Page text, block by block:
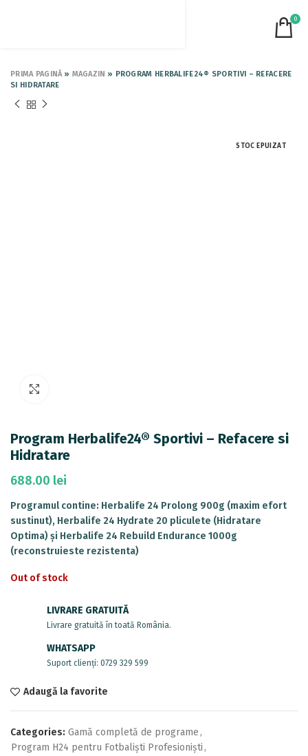
0
PRIMA PAGINĂ» MAGAZIN » PROGRAM HERBALIFE24® SPORTIVI – REFACERE
SI HIDRATARE
STOC EPUIZAT
Program Herbalife24® Sportivi – Refacere si
Hidratare
688.00 lei
Programul contine: Herbalife 24 Prolong 900g (maxim efort
sustinut), Herbalife 24 Hydrate 20 pliculete (Hidratare
Optima) și Herbalife 24 Rebuild Endurance 1000g
(reconstruieste rezistenta)
Out of stock
LIVRARE GRATUITĂ
Livrare gratuită în toată România.
WHATSAPP
Suport clienți: 0729 329 599
Adaugă la favorite
Categories: Gamă completă de programe ,
Program H24 pentru Fotbaliști Profesioniști ,